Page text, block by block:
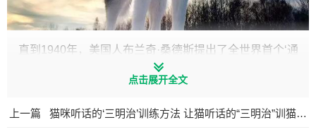
直到1940年，美国人布兰奇·桑德斯提出了全世界首个‘通
多，最关键的是通过该训练培养出来的狗，其服从性也更为
点击展开全文
上一篇 猫咪听话的‘三明治’训练方法 让猫听话的“三明治”训猫技巧